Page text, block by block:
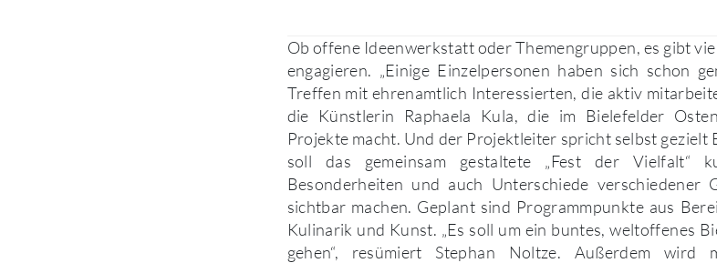
Ob offene Ideenwerkstatt oder Themengruppen, es gibt
engagieren. „Einige Einzelpersonen haben sich schon
Treffen mit ehrenamtlich Interessierten, die aktiv
die Künstlerin Raphaela Kula, die im Bielefelder
Projekte macht. Und der Projektleiter spricht selbst gezielt
soll das gemeinsam gestaltete „Fest der Vielfalt“
Besonderheiten und auch Unterschiede verschiedener
sichtbar machen. Geplant sind Programmpunkte aus
Kulinarik und Kunst. „Es soll um ein buntes, weltoffenes
gehen“, resümiert Stephan Noltze. Außerdem wird